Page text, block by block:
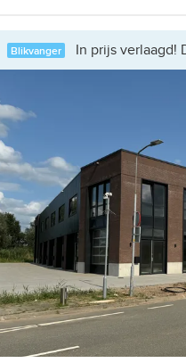
Blikvanger In prijs verlaagd!